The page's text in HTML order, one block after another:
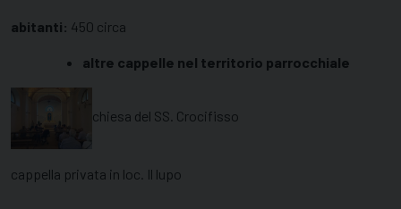
abitanti: 450 circa
altre cappelle nel territorio parrocchiale
chiesa del SS. Crocifisso
cappella privata in loc. Il lupo